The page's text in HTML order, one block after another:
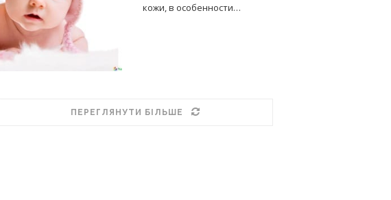
кожи, в особенности…
ПЕРЕГЛЯНУТИ БІЛЬШЕ